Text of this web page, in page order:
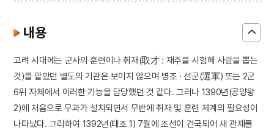
내용
고려 시대에는 군사의 훈련이나 취재(取才 : 재주를 시험해 사람을 뽑는
것)를 맡았던 별도의 기관은 보이지 않으며 병조 · 선군(選軍) 또는 2군
6위 자체에서 이러한 기능을 담당했던 것 같다. 그러나 1390년(공양왕
2)에 처음으로 무과가 설치되면서 무반에 취재 및 훈련 체계의 필요성이
나타났다. 그리하여 1392년(태조 1) 7월에 조선이 건국되어 새 관제를